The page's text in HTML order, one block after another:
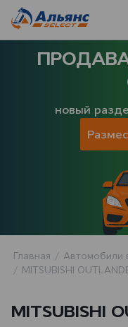
новый
Главная Автомобили
MITSUBISHI
MITSUBISHI